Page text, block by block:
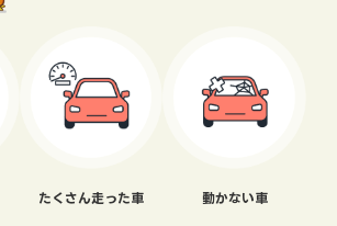
たくさん走った車 動かない車